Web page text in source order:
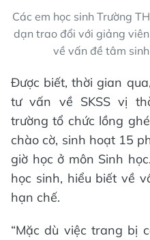
Các em học sinh Trường
dạn trao đổi với giảng
về vấn đề tâm
Được biết, thời gian
tư vấn về SKSS vị
trường tổ chức lồng
chào cờ, sinh hoạt 15
giờ học ở môn Sinh
học sinh, hiểu biết về
hạn chế.
“Mặc dù việc trang bị